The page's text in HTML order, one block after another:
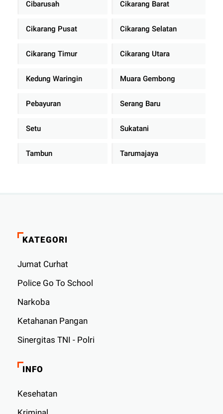
Cibarusah Cikarang Barat
Cikarang Pusat Cikarang Selatan
Cikarang Timur Cikarang Utara
Kedung Waringin Muara Gembong
Pebayuran Serang Baru
Setu Sukatani
Tambun Tarumajaya
KATEGORI
Jumat Curhat
Police Go To School
Narkoba
Ketahanan Pangan
Sinergitas TNI - Polri
INFO
Kesehatan